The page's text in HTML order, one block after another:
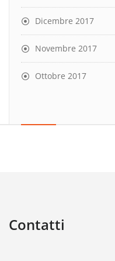
Dicembre 2017
Novembre 2017
Ottobre 2017
Contatti